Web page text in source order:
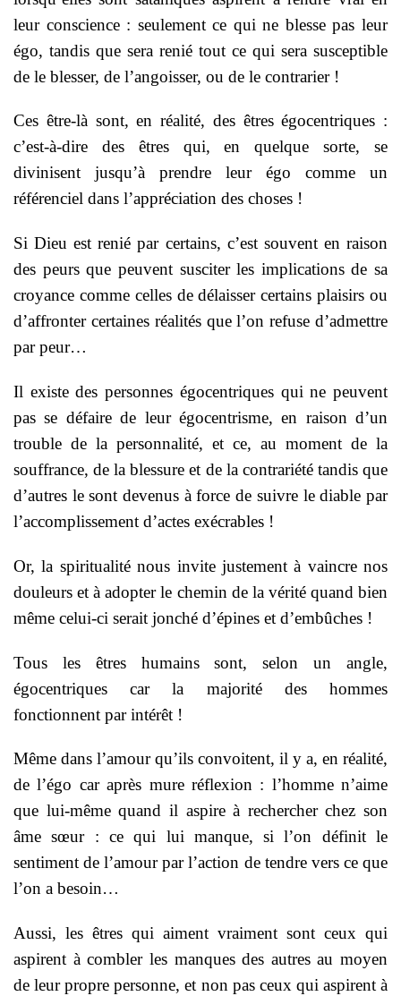
leur conscience : seulement ce qui ne blesse pas leur
égo, tandis que sera renié tout ce qui sera susceptible
de le blesser, de l’angoisser, ou de le contrarier !
Ces être-là sont, en réalité, des êtres égocentriques :
c’est-à-dire des êtres qui, en quelque sorte, se
divinisent jusqu’à prendre leur égo comme un
référenciel dans l’appréciation des choses !
Si Dieu est renié par certains, c’est souvent en raison
des peurs que peuvent susciter les implications de sa
croyance comme celles de délaisser certains plaisirs ou
d’affronter certaines réalités que l’on refuse d’admettre
par peur…
Il existe des personnes égocentriques qui ne peuvent
pas se défaire de leur égocentrisme, en raison d’un
trouble de la personnalité, et ce, au moment de la
souffrance, de la blessure et de la contrariété tandis que
d’autres le sont devenus à force de suivre le diable par
l’accomplissement d’actes exécrables !
Or, la spiritualité nous invite justement à vaincre nos
douleurs et à adopter le chemin de la vérité quand bien
même celui-ci serait jonché d’épines et d’embûches !
Tous les êtres humains sont, selon un angle,
égocentriques car la majorité des hommes
fonctionnent par intérêt !
Même dans l’amour qu’ils convoitent, il y a, en réalité,
de l’égo car après mure réflexion : l’homme n’aime
que lui-même quand il aspire à rechercher chez son
âme sœur : ce qui lui manque, si l’on définit le
sentiment de l’amour par l’action de tendre vers ce que
l’on a besoin…
Aussi, les êtres qui aiment vraiment sont ceux qui
aspirent à combler les manques des autres au moyen
de leur propre personne, et non pas ceux qui aspirent à